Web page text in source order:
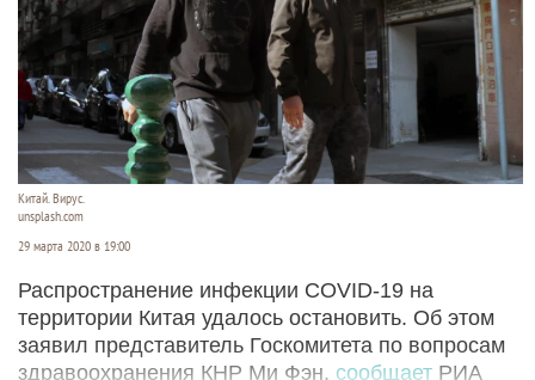
Китай. Вирус.
unsplash.com
29 марта 2020 в 19:00
Распространение инфекции COVID-19 на
территории Китая удалось остановить. Об этом
заявил представитель Госкомитета по вопросам
здравоохранения КНР Ми Фэн, сообщает РИА